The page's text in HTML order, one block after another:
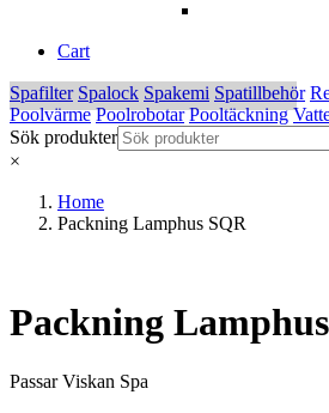
Cart
Spafilter Spalock Spakemi Spatillbehör
Poolvärme Poolrobotar Pooltäckning
Sök produkter
×
Home
Packning Lamphus SQR
Packning
Passar Viskan Spa